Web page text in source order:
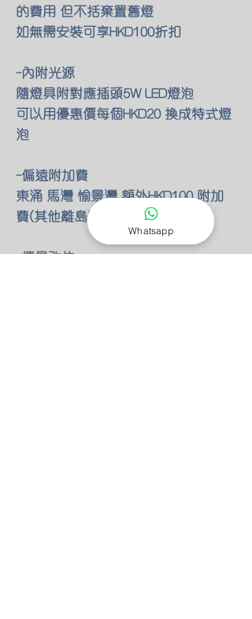
的費用 但不括棄置舊燈
如無需安裝可享HKD100折扣
-內附光源
隨燈具附對應插頭5W LED燈泡
可以用優惠價每個HKD20 換成特式燈
泡
-偏遠附加費
東涌 馬灣 愉景灣 額外HKD100 附加
費(其他離島暫不提供服務)
-燈具改位
Whatsapp